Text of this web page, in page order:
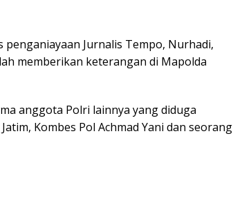
penganiayaan Jurnalis Tempo, Nurhadi,
memberikan keterangan di Mapolda
anggota Polri lainnya yang diduga
Kombes Pol Achmad Yani dan seorang